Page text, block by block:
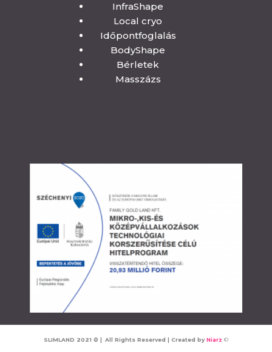
InfraShape
Local cryo
Időpontfoglalás
BodyShape
Bérletek
Masszázs
SLIMLAND 2021 © | All Rights Reserved | Created byNiarz ©